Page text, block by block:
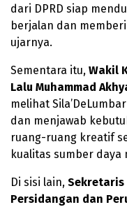
dari DPRD siap
berjalan dan
ujarnya.
Sementara itu, Wakil
Lalu Muhammad
melihat
dan menjawab
ruang-ruang kreatif
kualitas sumber daya
Di sisi lain, Sekretaris
Persidangan dan